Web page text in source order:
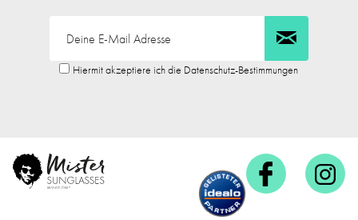
Hiermit akzeptiere ich die Datenschutz-Bestimmungen